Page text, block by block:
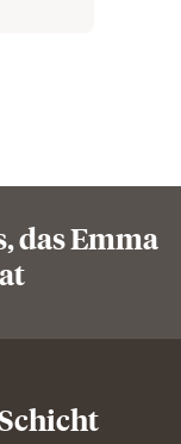
das Emma